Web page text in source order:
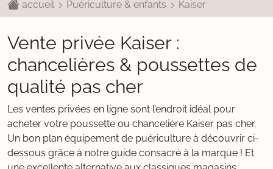
accueil Puériculture & enfants Kaiser
Vente privée Kaiser :
chancelières & poussettes de
qualité pas cher
Les ventes privées en ligne sont l’endroit idéal pour
acheter votre poussette ou chancelière Kaiser pas cher.
Un bon plan équipement de puériculture à découvrir ci-
dessous grâce à notre guide consacré à la marque ! Et